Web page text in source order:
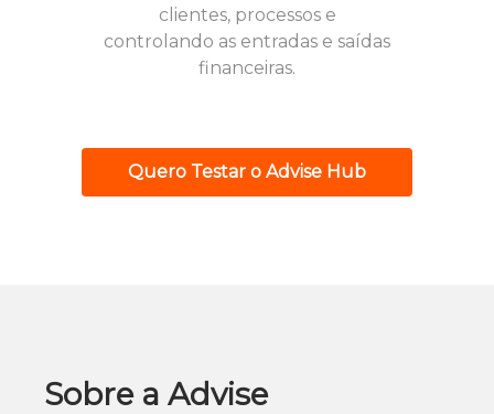
clientes, processos e
controlando as entradas e saídas
financeiras.
Quero Testar o Advise Hub
Sobre a Advise